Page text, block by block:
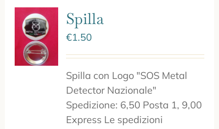
Spilla
€1.50
Spilla con Logo "SOS Metal
Detector Nazionale"
Spedizione: 6,50 Posta 1, 9,00
Express Le spedizioni